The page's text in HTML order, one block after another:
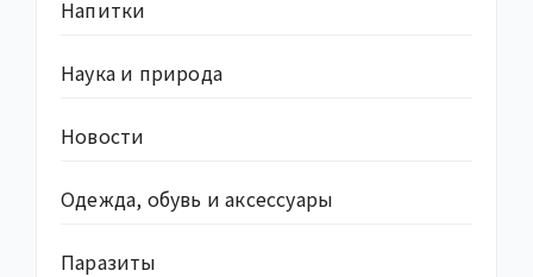
Напитки
Наука и природа
Новости
Одежда, обувь и аксессуары
Паразиты